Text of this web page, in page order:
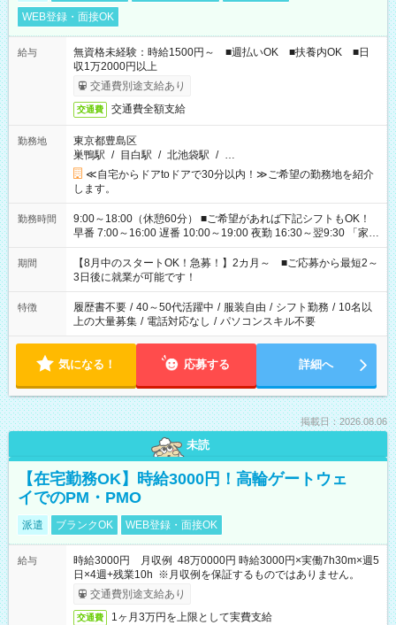
WEB登録・面接OK
給与
無資格未経験：時給1500円～ ■週払いOK ■扶養内OK ■日
収1万2000円以上
交通費別途支給あり
交通費 交通費全額支給
勤務地
東京都豊島区
巣鴨駅 / 目白駅 / 北池袋駅 / …
≪自宅からドアtoドアで30分以内！≫ご希望の勤務地を紹介
します。
勤務時間
9:00～18:00（休憩60分） ■ご希望があれば下記シフトもOK！
早番 7:00～16:00 遅番 10:00～19:00 夜勤 16:30～翌9:30 「家族
と休みを合わせたい」 「余裕を持って夕飯の準備がしたい」
「できれば残業はしたくない」 など、ご希望を教えてください
ね。 ※Wワーク希望の方へ 今ご覧のお仕事で希望する勤務時間
と、もう1つのお仕事の勤務時間。 合計で週40時間を超える場
合は応募できません。
期間
【8月中のスタートOK！急募！】2カ月～ ■ご応募から最短2～
3日後に就業が可能です！
特徴 履歴書不要 / 40～50代活躍中 / 服装自由 / シフト勤務 / 10名以
上の大量募集 / 電話対応なし / パソコンスキル不要
気になる！ 応募する 詳細へ
掲載日：2026.08.06
未読
【在宅勤務OK】時給3000円！高輪ゲートウェ
イでのPM・PMO
派遣 ブランクOK WEB登録・面接OK
給与
時給3000円 月収例 48万0000円 時給3000円×実働7h30m×週5
日×4週+残業10h ※月収例を保証するものではありません。
交通費別途支給あり
交通費 1ヶ月3万円を上限として実費支給